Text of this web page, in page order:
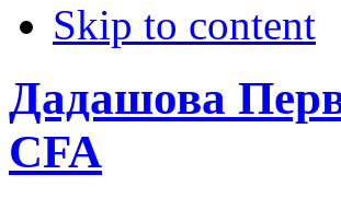
Skip to content
Дадашова
CFA